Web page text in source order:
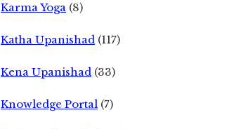
Karma Yoga (8)
Katha Upanishad (117)
Kena Upanishad (33)
Knowledge Portal (7)